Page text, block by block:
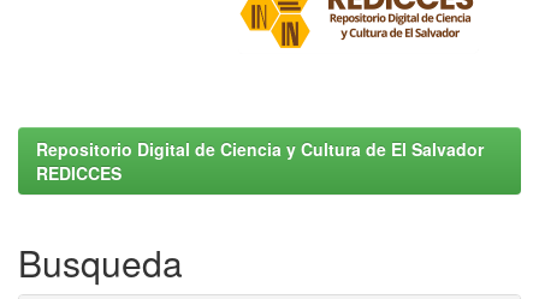
Repositorio Digital de Ciencia y Cultura de El Salvador
REDICCES
Busqueda